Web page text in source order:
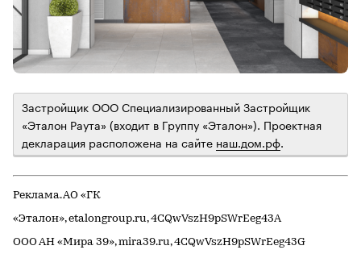
Застройщик ООО Специализированный Застройщик
«Эталон Раута» (входит в Группу «Эталон»). Проектная
декларация расположена на сайте наш.дом.рф.
Реклама. АО «ГК
«Эталон», etalongroup.ru,4CQwVszH9pSWrEeg43A
ООО АН «Мира 39», mira39.ru,4CQwVszH9pSWrEeg43G